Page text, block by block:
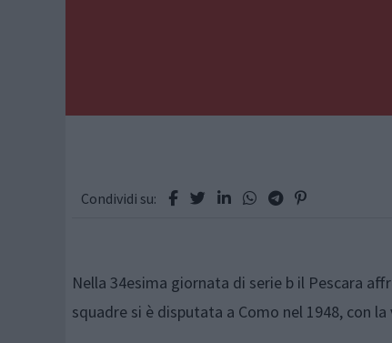
Condividi su:
Nella 34esima giornata di serie b il Pescara
squadre si è disputata a Como nel 1948, con